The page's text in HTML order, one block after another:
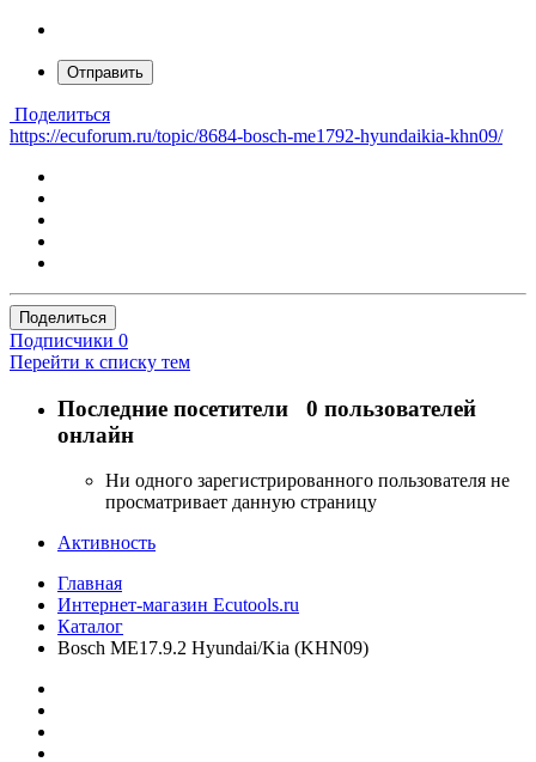
Отправить
Поделиться
https://ecuforum.ru/topic/8684-bosch-me1792-hyundaikia-khn09/
Поделиться
Подписчики 0
Перейти к списку тем
Последние посетители 0 пользователей
онлайн
Ни одного зарегистрированного пользователя не
просматривает данную страницу
Активность
Главная
Интернет-магазин Ecutools.ru
Каталог
Bosch ME17.9.2 Hyundai/Kia (KHN09)